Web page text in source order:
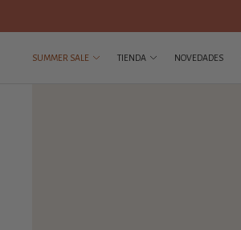
SUMMER SALE TIENDA NOVEDADES